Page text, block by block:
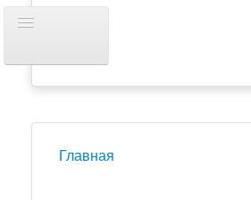
навигацию
Новости
Главная